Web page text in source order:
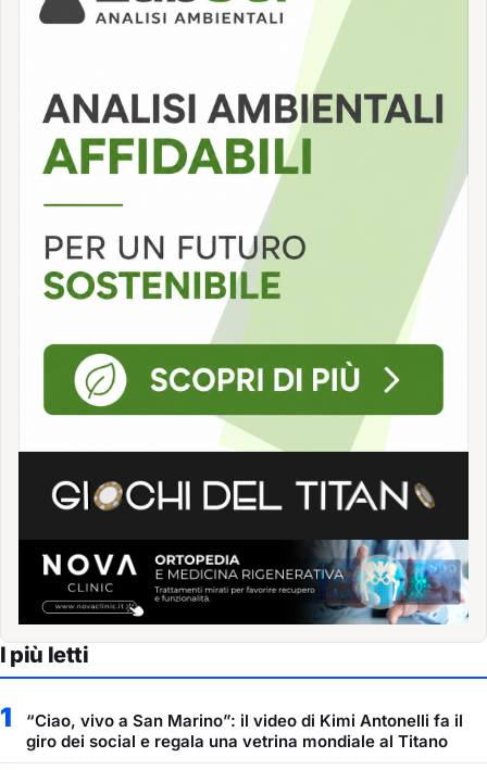
I più letti
1
“Ciao, vivo a San Marino”: il video di Kimi Antonelli fa il
giro dei social e regala una vetrina mondiale al Titano